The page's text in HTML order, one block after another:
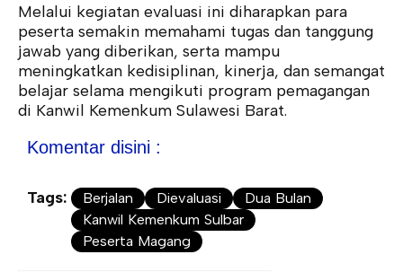
Melalui kegiatan evaluasi ini diharapkan para
peserta semakin memahami tugas dan tanggung
jawab yang diberikan, serta mampu
meningkatkan kedisiplinan, kinerja, dan semangat
belajar selama mengikuti program pemagangan
di Kanwil Kemenkum Sulawesi Barat.
Komentar disini :
Tags: Berjalan Dievaluasi
Dua Bulan
Kanwil Kemenkum Sulbar
Peserta Magang